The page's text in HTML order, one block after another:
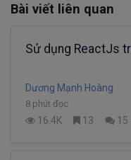
Bài viết liên quan
Sử dụng ReactJs
Dương Mạnh Hoàng
8 phút đọc
16.4K 13 15